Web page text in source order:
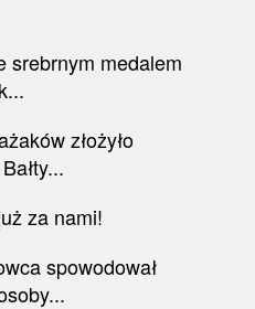
srebrnym medalem
złożyło
za nami!
spowodował